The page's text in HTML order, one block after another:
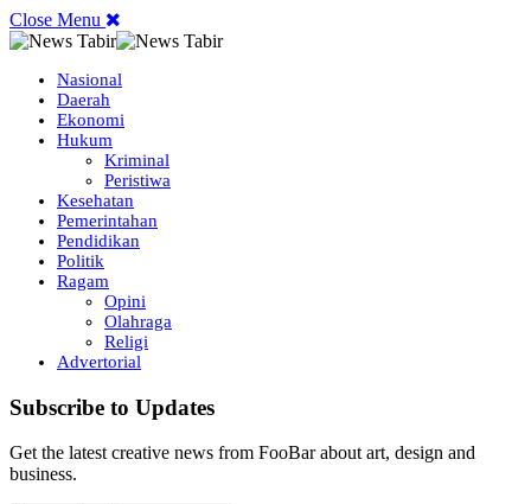
Close Menu
Nasional
Daerah
Ekonomi
Hukum
Kriminal
Peristiwa
Kesehatan
Pemerintahan
Pendidikan
Politik
Ragam
Opini
Olahraga
Religi
Advertorial
Subscribe to Updates
Get the latest creative news from FooBar about art, design and
business.